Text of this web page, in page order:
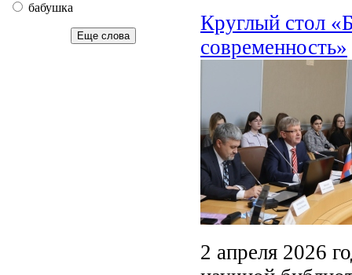
бабушка
Еще слова
Круглый стол
современность»
2 апреля 2026